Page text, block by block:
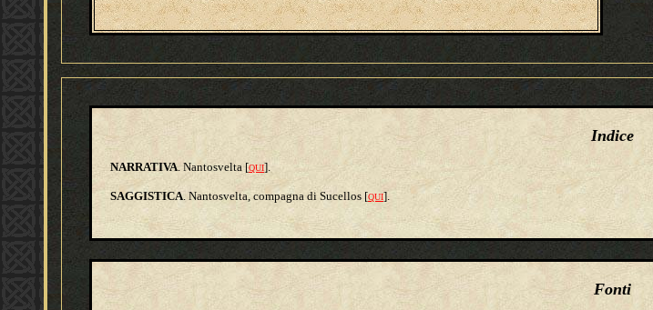
Indice
NARRATIVA. Nantosvelta [QUI].
SAGGISTICA. Nantosvelta, compagna di Sucellos [QUI].
Fonti